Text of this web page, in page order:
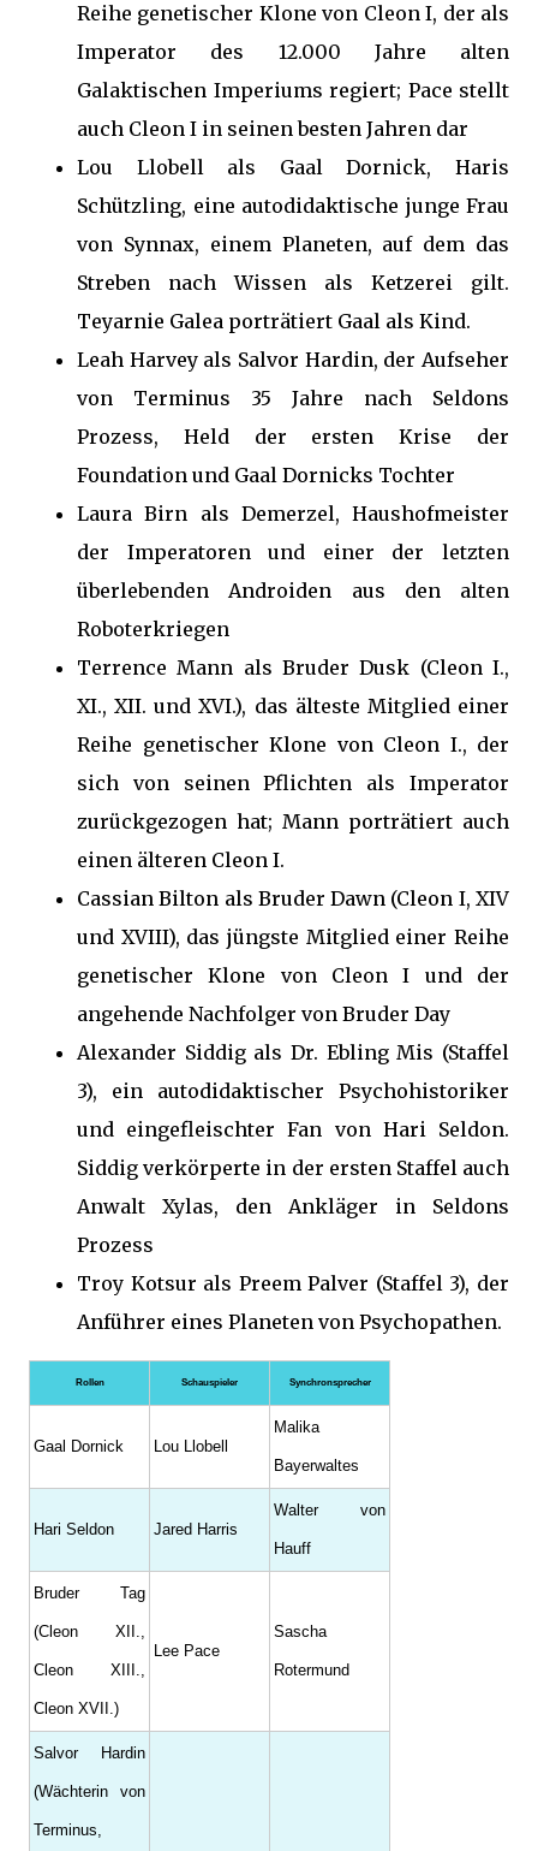
Reihe genetischer Klone von Cleon I, der als
Imperator des 12.000 Jahre alten
Galaktischen Imperiums regiert; Pace stellt
auch Cleon I in seinen besten Jahren dar
Lou Llobell als Gaal Dornick, Haris
Schützling, eine autodidaktische junge Frau
von Synnax, einem Planeten, auf dem das
Streben nach Wissen als Ketzerei gilt.
Teyarnie Galea porträtiert Gaal als Kind.
Leah Harvey als Salvor Hardin, der Aufseher
von Terminus 35 Jahre nach Seldons
Prozess, Held der ersten Krise der
Foundation und Gaal Dornicks Tochter
Laura Birn als Demerzel, Haushofmeister
der Imperatoren und einer der letzten
überlebenden Androiden aus den alten
Roboterkriegen
Terrence Mann als Bruder Dusk (Cleon I.,
XI., XII. und XVI.), das älteste Mitglied einer
Reihe genetischer Klone von Cleon I., der
sich von seinen Pflichten als Imperator
zurückgezogen hat; Mann porträtiert auch
einen älteren Cleon I.
Cassian Bilton als Bruder Dawn (Cleon I, XIV
und XVIII), das jüngste Mitglied einer Reihe
genetischer Klone von Cleon I und der
angehende Nachfolger von Bruder Day
Alexander Siddig als Dr. Ebling Mis (Staffel
3), ein autodidaktischer Psychohistoriker
und eingefleischter Fan von Hari Seldon.
Siddig verkörperte in der ersten Staffel auch
Anwalt Xylas, den Ankläger in Seldons
Prozess
Troy Kotsur als Preem Palver (Staffel 3), der
Anführer eines Planeten von Psychopathen.
Rollen Schauspieler Synchronsprecher
Gaal Dornick Lou Llobell
Malika
Bayerwaltes
Hari Seldon Jared Harris
Walter von
Hauff
Bruder Tag
(Cleon XII.,
Cleon XIII.,
Cleon XVII.)
Lee Pace
Sascha
Rotermund
Salvor Hardin
(Wächterin von
Terminus,